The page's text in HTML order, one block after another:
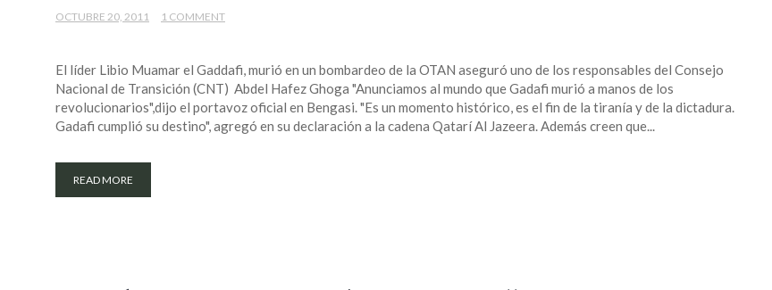
OCTUBRE 20, 2011 1 COMMENT
El líder Libio Muamar el Gaddafi, murió en un bombardeo de la OTAN aseguró uno de los responsables del Consejo
Nacional de Transición (CNT) Abdel Hafez Ghoga "Anunciamos al mundo que Gadafi murió a manos de los
revolucionarios",dijo el portavoz oficial en Bengasi. "Es un momento histórico, es el fin de la tiranía y de la dictadura.
Gadafi cumplió su destino", agregó en su declaración a la cadena Qatarí Al Jazeera. Además creen que...
READ MORE